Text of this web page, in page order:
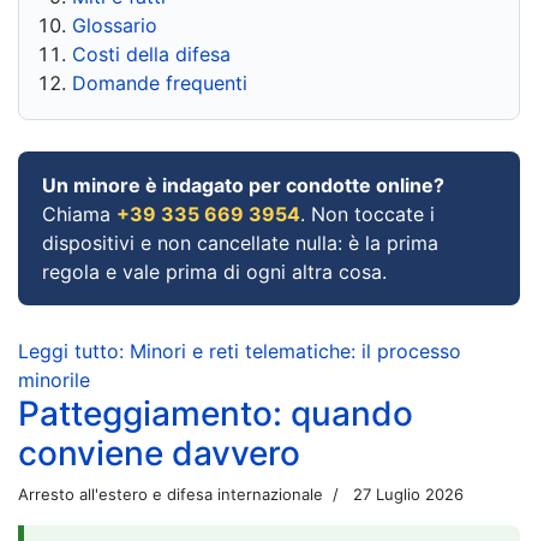
Glossario
Costi della difesa
Domande frequenti
Un minore è indagato per condotte online?
Chiama +39 335 669 3954. Non toccate i
dispositivi e non cancellate nulla: è la prima
regola e vale prima di ogni altra cosa.
Leggi tutto: Minori e reti telematiche: il processo
minorile
Patteggiamento: quando
conviene davvero
Arresto all'estero e difesa internazionale 27 Luglio 2026